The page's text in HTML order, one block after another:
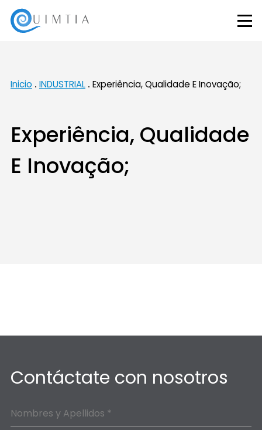
Inicio INDUSTRIAL Experiência, Qualidade E Inovação;
Experiência, Qualidade
E Inovação;
Contáctate con nosotros
Nombres y Apellidos *